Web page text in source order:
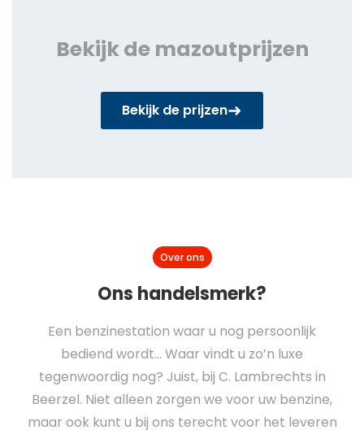
Bekijk de mazoutprijzen
Bekijk de prijzen➜
Over ons
Ons handelsmerk?
Een benzinestation waar u nog persoonlijk
bediend wordt… Waar vindt u zo’n luxe
tegenwoordig nog? Juist, bij C. Lambrechts in
Beerzel. Niet alleen zorgen we voor uw benzine,
maar ook kunt u bij ons terecht voor het leveren